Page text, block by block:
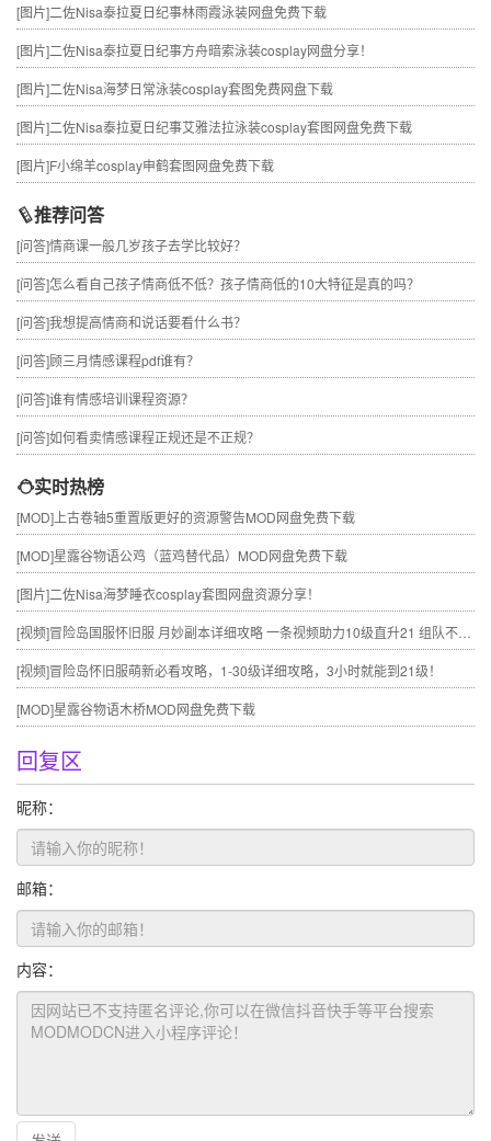
[图片]二佐Nisa泰拉夏日纪事林雨霞泳装网盘免费下载
[图片]二佐Nisa泰拉夏日纪事方舟暗索泳装cosplay网盘分享！
[图片]二佐Nisa海梦日常泳装cosplay套图免费网盘下载
[图片]二佐Nisa泰拉夏日纪事艾雅法拉泳装cosplay套图网盘免费下载
[图片]F小绵羊cosplay申鹤套图网盘免费下载
推荐问答
[问答]情商课一般几岁孩子去学比较好？
[问答]怎么看自己孩子情商低不低？孩子情商低的10大特征是真的吗？
[问答]我想提高情商和说话要看什么书？
[问答]顾三月情感课程pdf谁有？
[问答]谁有情感培训课程资源？
[问答]如何看卖情感课程正规还是不正规？
实时热榜
[MOD] 上古卷轴5重置版更好的资源警告MOD网盘免费下载
[MOD]星露谷物语公鸡（蓝鸡替代品）MOD网盘免费下载
[图片]二佐Nisa海梦睡衣cosplay套图网盘资源分享！
[视频]冒险岛国服怀旧服 月妙副本详细攻略 一条视频助力10级直升21 组队不求人
[视频]冒险岛怀旧服萌新必看攻略，1-30级详细攻略，3小时就能到21级！
[MOD]星露谷物语木桥MOD网盘免费下载
回复区
昵称：
邮箱：
内容：